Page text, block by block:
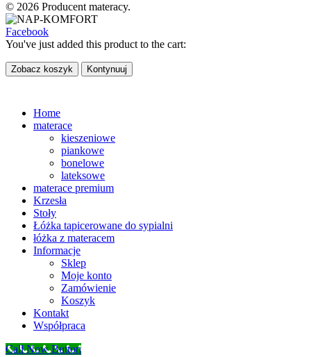
© 2026 Producent materacy.
Facebook
You've just added this product to the cart:
Zobacz koszyk Kontynuuj
Home
materace
kieszeniowe
piankowe
bonelowe
lateksowe
materace premium
Krzesła
Stoły
Łóżka tapicerowane do sypialni
łóżka z materacem
Informacje
Sklep
Moje konto
Zamówienie
Koszyk
Kontakt
Współpraca
Call Now Button